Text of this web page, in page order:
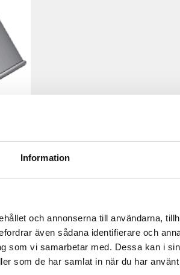
Information
och annonserna till användarna,
även sådana identifierare och
som vi samarbetar med. Dessa kan i
som de har samlat in när du har